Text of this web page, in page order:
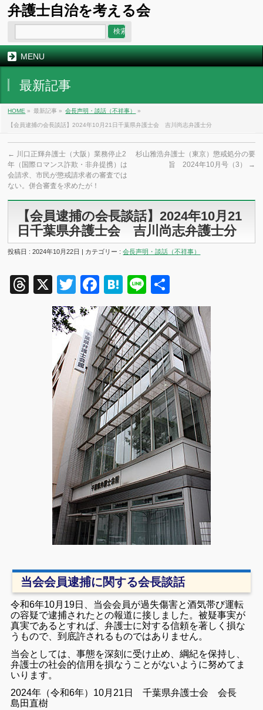
弁護士自治を考える会
MENU
最新記事
HOME » 最新記事 » 会長声明・談話（不祥事） »
【会員逮捕の会長談話】2024年10月21日千葉県弁護士会 吉川尚志弁護士分
← 川口正輝弁護士（大阪）業務停止2
年（国際ロマンス詐欺・非弁提携）は
会請求、市民が懲戒請求者の審査では
ない。併合審査を求めたが！
杉山雅浩弁護士（東京）懲戒処分の要
旨 2024年10月号（3）
→
【会員逮捕の会長談話】2024年10月21
日千葉県弁護士会 吉川尚志弁護士分
投稿日 : 2024年10月22日 | カテゴリー :会長声明・談話（不祥事）
Threads
X TwitterFacebook
Hatena
Line
有
当会会員逮捕に関する会長談話
令和6年10月19日、当会会員が過失傷害と酒気帯び運転
の容疑で逮捕されたとの報道に接しました。被疑事実が
真実であるとすれば、弁護士に対する信頼を著しく損な
うもので、到底許されるものではありません。
当会としては、事態を深刻に受け止め、綱紀を保持し、
弁護士の社会的信用を損なうことがないように努めてま
いります。
2024年（令和6年）10月21日 千葉県弁護士会 会長
島田直樹